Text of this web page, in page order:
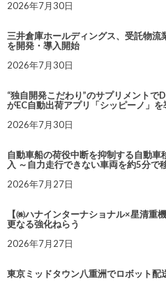
2026年7月30日
三井倉庫ホールディングス、受託物流
を開発・導入開始
2026年7月30日
“独自開発こだわり”のサプリメントで
がEC自動出荷アプリ「シッピーノ」を
2026年7月30日
自動車船の荷役中断を抑制する自動
入 ～自力走行できない車両を約5分で
2026年7月27日
【㈱ハナインターナショナル×星清重
更なる強化ねらう
2026年7月27日
東京ミッドタウン八重洲でロボット配